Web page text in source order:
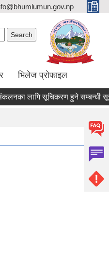
भिलेज प्रोफाइल
लागि सूचिकरण हुने सम्बन्धी